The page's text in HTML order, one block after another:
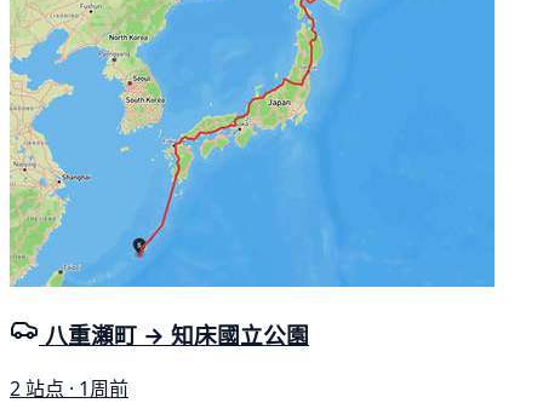
八重瀬町 → 知床國立公園
2 站点 · 1周前